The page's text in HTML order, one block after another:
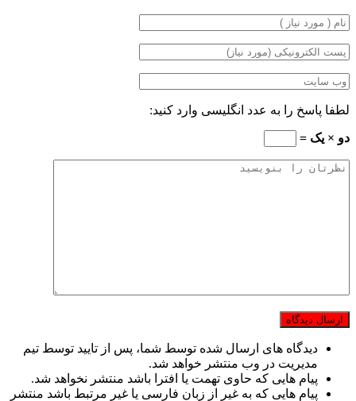
لطفا پاسخ را به عدد انگلیسی وارد کنید:
دو × یک =
دیدگاه های ارسال شده توسط شما، پس از تایید توسط تیم
مدیریت در وب منتشر خواهد شد.
پیام هایی که حاوی تهمت یا افترا باشد منتشر نخواهد شد.
پیام هایی که به غیر از زبان فارسی یا غیر مرتبط باشد منتشر